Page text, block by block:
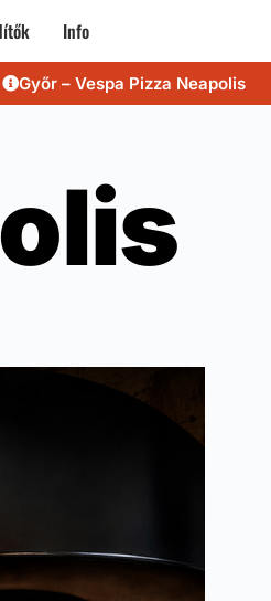
Info
Győr – Vespa Pizza Neapolis